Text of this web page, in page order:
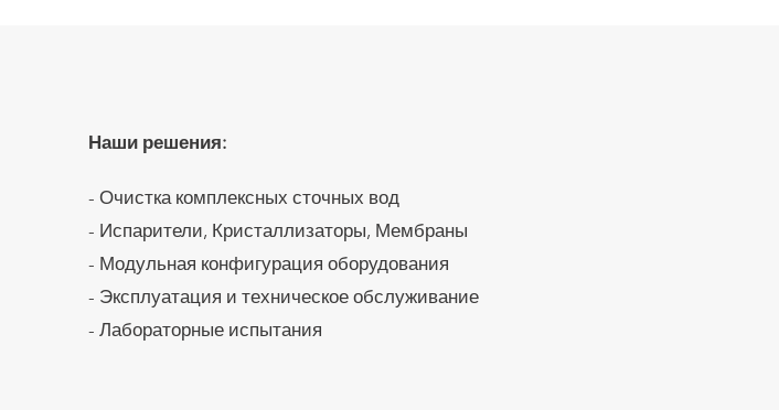
Наши решения:
- Очистка комплексных сточных вод
- Испарители, Кристаллизаторы, Мембраны
- Модульная конфигурация оборудования
- Эксплуатация и техническое обслуживание
- Лабораторные испытания